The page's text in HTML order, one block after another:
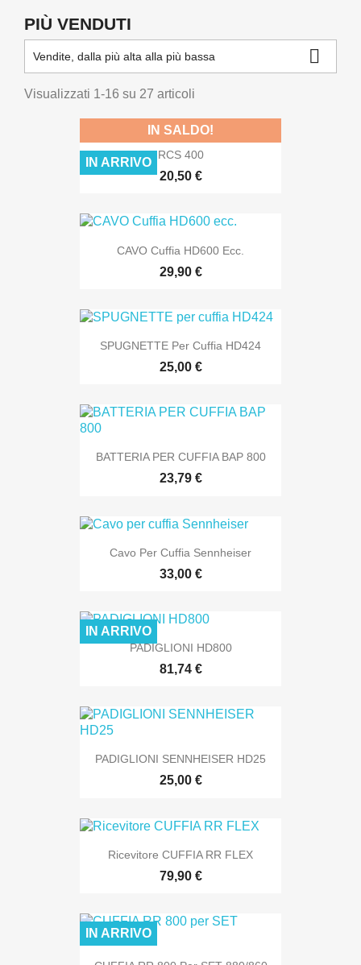
PIÙ VENDUTI
Vendite, dalla più alta alla più bassa 
Visualizzati 1-16 su 27 articoli
RCS 400
20,50 €
IN SALDO!
IN ARRIVO
CAVO Cuffia HD600 Ecc.
29,90 €
SPUGNETTE Per Cuffia HD424
25,00 €
BATTERIA PER CUFFIA BAP 800
23,79 €
Cavo Per Cuffia Sennheiser
33,00 €
PADIGLIONI HD800
81,74 €
IN ARRIVO
PADIGLIONI SENNHEISER HD25
25,00 €
Ricevitore CUFFIA RR FLEX
79,90 €
IN ARRIVO